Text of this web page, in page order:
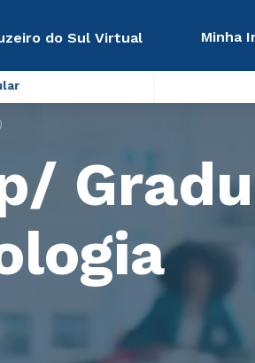
do Sul Virtual Minha